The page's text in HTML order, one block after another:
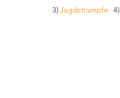
3) Jagdstrümpfe
   4)